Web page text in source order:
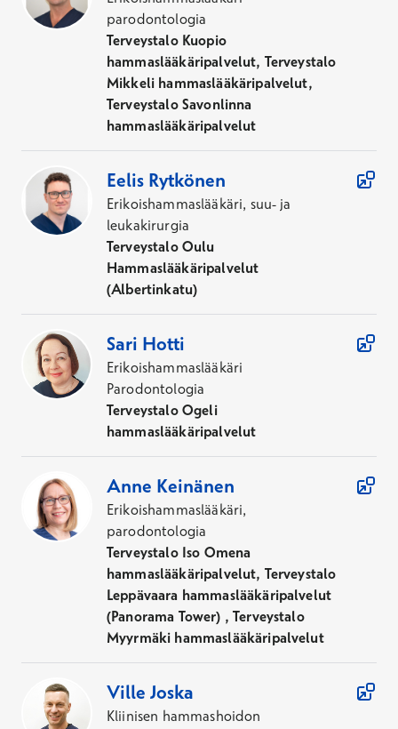
parodontologia
Terveystalo Kuopio
hammaslääkäripalvelut, Terveystalo
Mikkeli hammaslääkäripalvelut,
Terveystalo Savonlinna
hammaslääkäripalvelut
Eelis Rytkönen
Erikoishammaslääkäri, suu- ja
leukakirurgia
Terveystalo Oulu
Hammaslääkäripalvelut
(Albertinkatu)
Sari Hotti
Erikoishammaslääkäri
Parodontologia
Terveystalo Ogeli
hammaslääkäripalvelut
Anne Keinänen
Erikoishammaslääkäri,
parodontologia
Terveystalo Iso Omena
hammaslääkäripalvelut, Terveystalo
Leppävaara hammaslääkäripalvelut
(Panorama Tower) , Terveystalo
Myyrmäki hammaslääkäripalvelut
Ville Joska
Kliinisen hammashoidon